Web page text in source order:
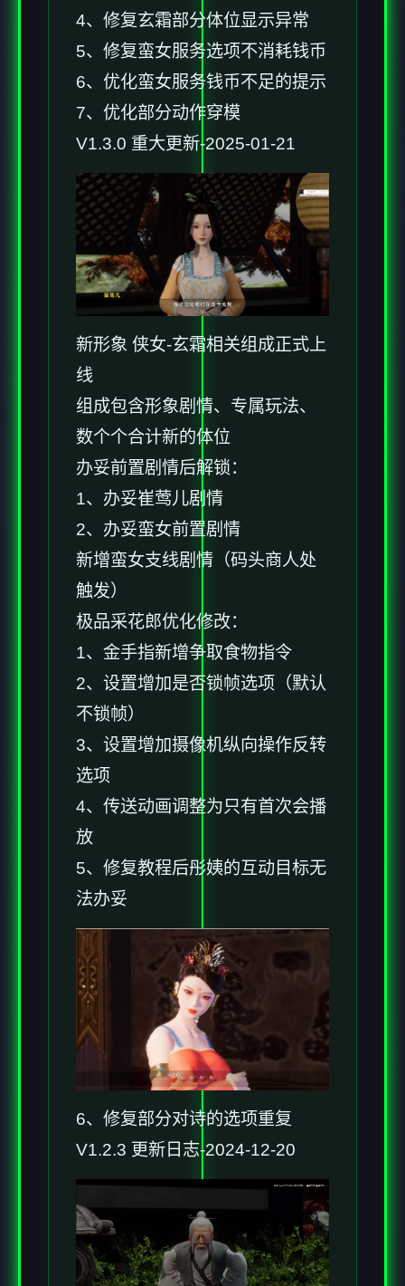
4、修复玄霜部分体位显示异常
5、修复蛮女服务选项不消耗钱币
6、优化蛮女服务钱币不足的提示
7、优化部分动作穿模
V1.3.0 重大更新-2025-01-21
新形象 侠女-玄霜相关组成正式上
线
组成包含形象剧情、专属玩法、
数个个合计新的体位
办妥前置剧情后解锁：
1、办妥崔莺儿剧情
2、办妥蛮女前置剧情
新增蛮女支线剧情（码头商人处
触发）
极品采花郎优化修改：
1、金手指新增争取食物指令
2、设置增加是否锁帧选项（默认
不锁帧）
3、设置增加摄像机纵向操作反转
选项
4、传送动画调整为只有首次会播
放
5、修复教程后彤姨的互动目标无
法办妥
6、修复部分对诗的选项重复
V1.2.3 更新日志-2024-12-20